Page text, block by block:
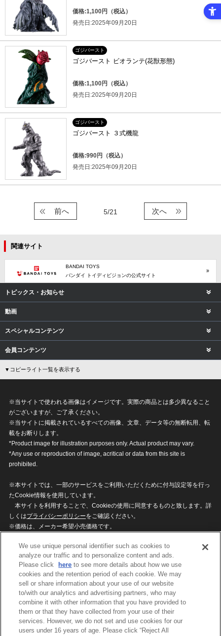
価格:1,100円（税込）
発売日:2025年09月20日
ゴジバースト
ゴジバースト ビオランテ(花獣形態)
価格:1,100円（税込）
発売日:2025年09月20日
ゴジバースト
ゴジバースト ３式機龍
価格:990円（税込）
発売日:2025年09月20日
5/21
前へ 次へ
関連サイト
BANDAI TOYS
バンダイ トイディビジョンの公式サイト
トピックス・お知らせ
動画
スペシャルコンテンツ
会員コンテンツ
▼コピーライト一覧を表示する
※当サイトで使われる画像はイメージです。実際の商品とは多少異なること
がございますが、ご了承ください。
※当サイトに掲載されているすべての画像、文章、データ等の無断転用、転
載をお断りします。
*Product image for illustration purposes only. Actual product may vary.
*Any use or reproduction of image, acritical or data from this site is
prohibited.
※本サイトでは、一部のサービスをご利用いただくために付与設定等を行っ
たCookie情報を使用しています。
本サイトを利用することで、Cookieの使用に同意するものと致します。詳
しくはプライバシーポリシーをご確認ください。
※価格は、メーカー希望小売価格です。
ざいますのでご了承ください。
privacypolicy
Do Not Sell or Share My
Personal Information
ウェブサイトご利用条件
ソーシャルメディアポリシー
個人情報保護方針
お問い合わせ
We use unique personal identifier such as cookies to
analyze our traffic and to personalize content and ads.
Please click
here to see more details about how we use
cookies and the retention period of each cookie. We may
sell or share information about your use of our website
to/with our analytics and advertising partners, who may
combine it with other information that you have provided to
them or that they have collected from your use of their
services. However, we do not set and use cookies for our
users under 16 years of age. Please click “Reject All